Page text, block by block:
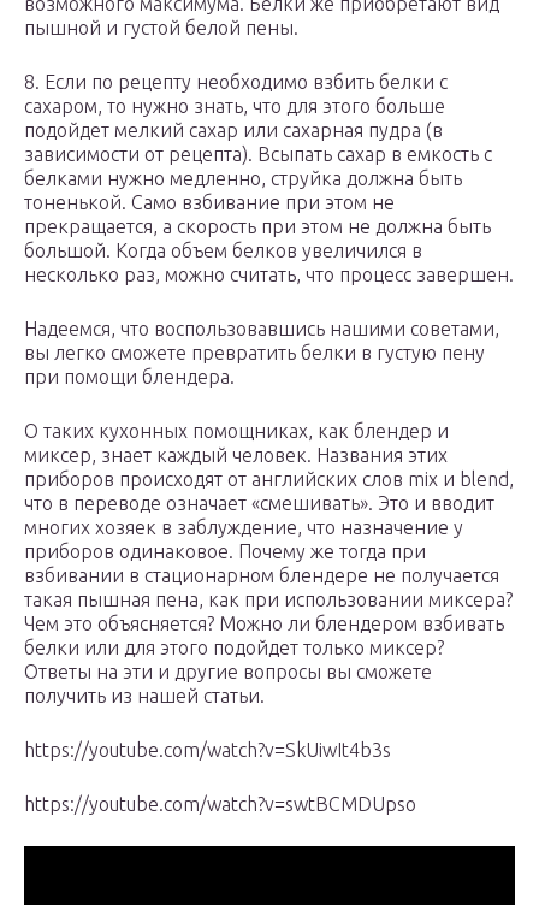
пышной и густой белой пены.
8. Если по рецепту необходимо взбить белки с
сахаром, то нужно знать, что для этого больше
подойдет мелкий сахар или сахарная пудра (в
зависимости от рецепта). Всыпать сахар в емкость с
белками нужно медленно, струйка должна быть
тоненькой. Само взбивание при этом не
прекращается, а скорость при этом не должна быть
большой. Когда объем белков увеличился в
несколько раз, можно считать, что процесс завершен.
Надеемся, что воспользовавшись нашими советами,
вы легко сможете превратить белки в густую пену
при помощи блендера.
О таких кухонных помощниках, как блендер и
миксер, знает каждый человек. Названия этих
приборов происходят от английских слов mix и blend,
что в переводе означает «смешивать». Это и вводит
многих хозяек в заблуждение, что назначение у
приборов одинаковое. Почему же тогда при
взбивании в стационарном блендере не получается
такая пышная пена, как при использовании миксера?
Чем это объясняется? Можно ли блендером взбивать
белки или для этого подойдет только миксер?
Ответы на эти и другие вопросы вы сможете
получить из нашей статьи.
https://youtube.com/watch?v=SkUiwIt4b3s
https://youtube.com/watch?v=swtBCMDUpso